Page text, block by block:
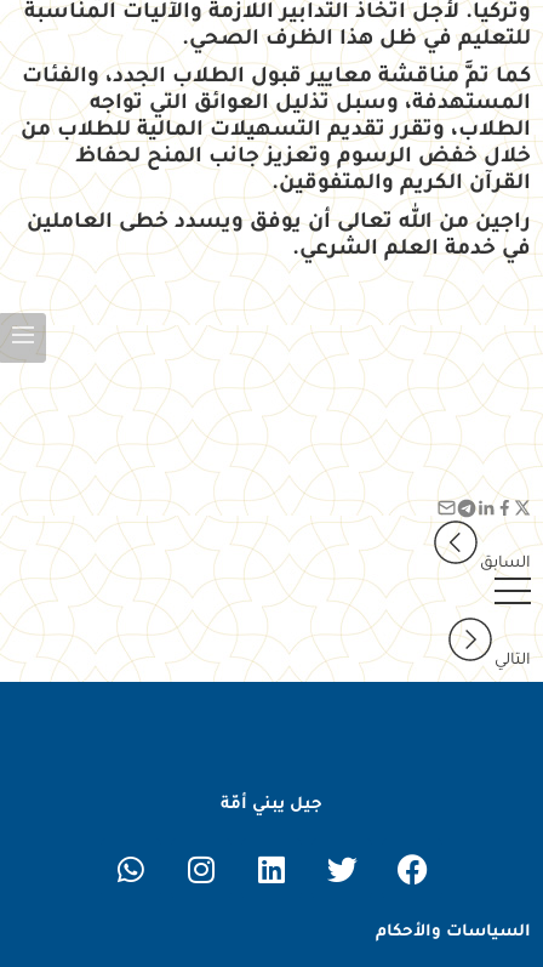
وتركيا. لأجل اتخاذ التدابير اللازمة والآليات المناسبة
للتعليم في ظل هذا الظرف الصحي.
كما تمَّ مناقشة معايير قبول الطلاب الجدد، والفئات
المستهدفة، وسبل تذليل العوائق التي تواجه
الطلاب، وتقرر تقديم التسهيلات المالية للطلاب من
خلال خفض الرسوم وتعزيز جانب المنح لحفاظ
القرآن الكريم والمتفوقين.
راجين من الله تعالى أن يوفق ويسدد خطى العاملين
في خدمة العلم الشرعي.
السابق
التالي
جيل يبني أمّة
السياسات والأحكام